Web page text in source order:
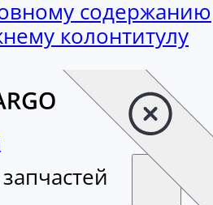
содержанию
колонтитулу